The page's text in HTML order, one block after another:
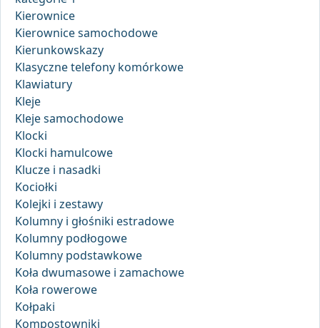
Kierownice
Kierownice samochodowe
Kierunkowskazy
Klasyczne telefony komórkowe
Klawiatury
Kleje
Kleje samochodowe
Klocki
Klocki hamulcowe
Klucze i nasadki
Kociołki
Kolejki i zestawy
Kolumny i głośniki estradowe
Kolumny podłogowe
Kolumny podstawkowe
Koła dwumasowe i zamachowe
Koła rowerowe
Kołpaki
Kompostowniki